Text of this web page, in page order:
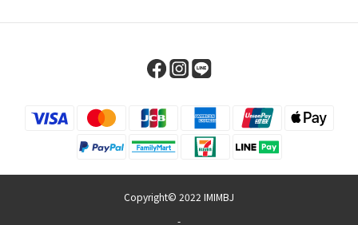
Copyright© 2022 IMIMBJ
-